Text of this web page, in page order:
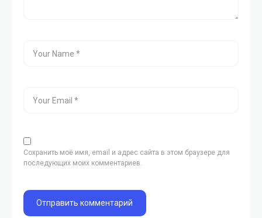
Сохранить моё имя, email и адрес сайта в этом браузере для
последующих моих комментариев.